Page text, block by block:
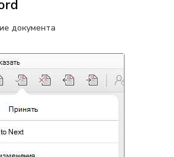
документа